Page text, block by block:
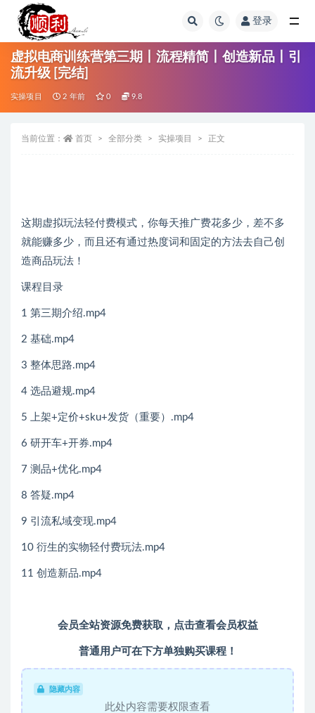
登录
虚拟电商训练营第三期丨流程精简丨创造新品丨引
流升级 [完结]
实操项目 2 年前 0 9.8
当前位置： 首页 全部分类 实操项目 正文
这期虚拟玩法轻付费模式，你每天推广费花多少，差不多
就能赚多少，而且还有通过热度词和固定的方法去自己创
造商品玩法！
课程目录
1 第三期介绍.mp4
2 基础.mp4
3 整体思路.mp4
4 选品避规.mp4
5 上架+定价+sku+发货（重要）.mp4
6 研开车+开券.mp4
7 测品+优化.mp4
8 答疑.mp4
9 引流私域变现.mp4
10 衍生的实物轻付费玩法.mp4
11 创造新品.mp4
会员全站资源免费获取， 点击查看会员权益
普通用户可在下方单独购买课程！
隐藏内容
此处内容需要权限查看
全部